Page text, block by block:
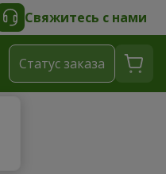
Свяжитесь с нами
Cтатус заказа